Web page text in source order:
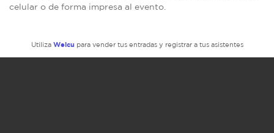
celular o de forma impresa al evento.
Utiliza Welcu para vender tus entradas y registrar a tus asistentes